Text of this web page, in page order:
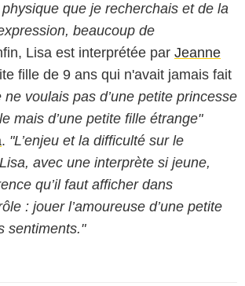
que je recherchais et de la
beaucoup de
Lisa est interprétée par Jeanne
fille de 9 ans qui n'avait jamais fait
ne voulais pas d’une petite princesse
mais d’une petite fille étrange"
. "L’enjeu et la difficulté sur le
avec une interprète si jeune,
qu’il faut afficher dans
: jouer l’amoureuse d’une petite
sentiments."